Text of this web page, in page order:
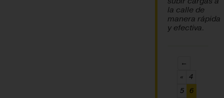
la calle de
manera rápida
y efectiva.
←
«
4
5 6(current)